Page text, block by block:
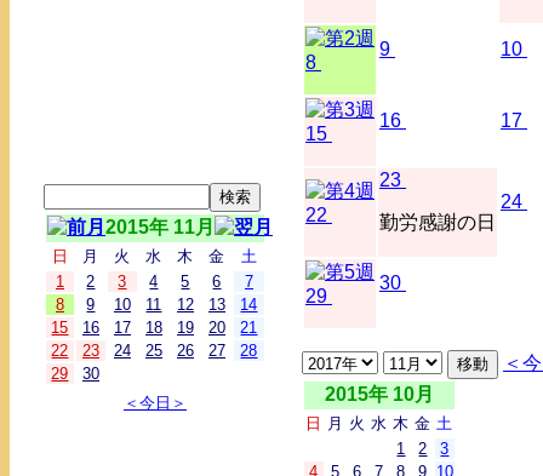
2015年 11月
日 月 火 水 木 金
土
1
2 3 4 5 6
7
8
9 10 11 12 13
14
15
16 17 18 19 20
21
22
23 24 25 26 27
28
29
30
＜今日＞
8
9 10
15
16 17
22
23
勤労感謝の日
24
29
30
＜
2015年 10月
日 月 火 水 木 金 土
1
2
3
4
5 6 7 8 9 10